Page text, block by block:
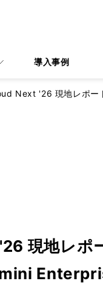
導入事例
Next '26 現地レポー
現地レポ